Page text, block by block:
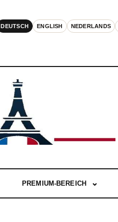
DEUTSCH ENGLISH NEDERLANDS
PREMIUM-BEREICH